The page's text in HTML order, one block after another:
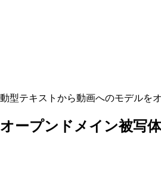
型テキストから動画へのモデルを
ープンドメイン被写